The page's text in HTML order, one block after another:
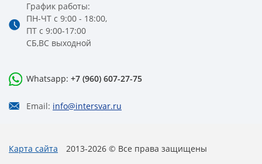
График работы:
ПН-ЧТ с 9:00 - 18:00,
ПТ с 9:00-17:00
СБ,ВС выходной
Whatsapp: +7 (960) 607-27-75
Email: info@intersvar.ru
Карта сайта
2013-2026 © Все права защищены